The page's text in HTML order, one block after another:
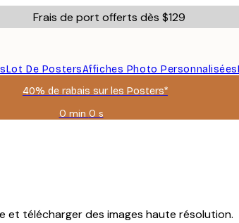
Frais de port offerts dès $129
Lot De PostersAffiches Photo Personnalisées
40% de rabais sur les Posters*
0 min 0 s
Valable
et télécharger des images haute résolution.